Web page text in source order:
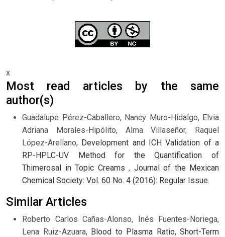
x
Most read articles by the same
author(s)
Guadalupe Pérez-Caballero, Nancy Muro-Hidalgo, Elvia
Adriana Morales-Hipólito, Alma Villaseñor, Raquel
López-Arellano, Development and ICH Validation of a
RP-HPLC-UV Method for the Quantification of
Thimerosal in Topic Creams , Journal of the Mexican
Chemical Society: Vol. 60 No. 4 (2016): Regular Issue
Similar Articles
Roberto Carlos Cañas-Alonso, Inés Fuentes-Noriega,
Lena Ruiz-Azuara, Blood to Plasma Ratio, Short-Term